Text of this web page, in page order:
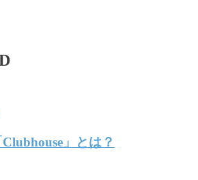
」とは？